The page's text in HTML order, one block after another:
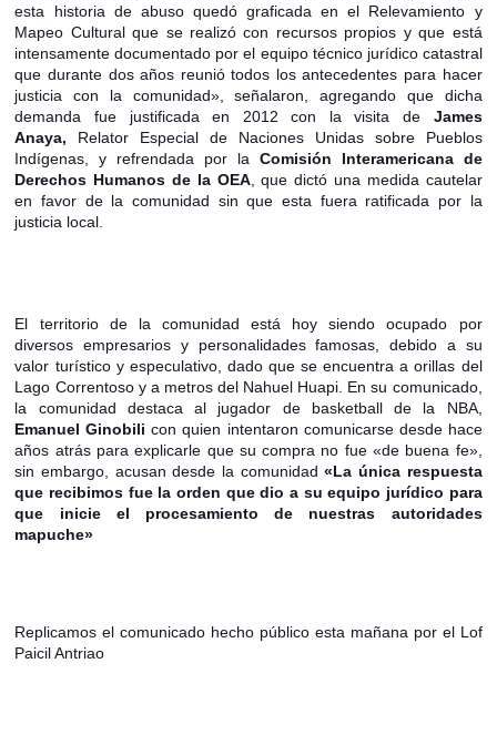
esta historia de abuso quedó graficada en el Relevamiento y
Mapeo Cultural que se realizó con recursos propios y que está
intensamente documentado por el equipo técnico jurídico catastral
que durante dos años reunió todos los antecedentes para hacer
justicia con la comunidad», señalaron, agregando que dicha
demanda fue justificada en 2012 con la visita de James
Anaya,
Relator Especial de Naciones Unidas sobre Pueblos
Indígenas, y refrendada por la Comisión Interamericana de
Derechos Humanos de la OEA, que dictó una medida cautelar
en favor de la comunidad sin que esta fuera ratificada por la
justicia local.
El territorio de la comunidad está hoy siendo ocupado por
diversos empresarios y personalidades famosas, debido a su
valor turístico y especulativo, dado que se encuentra a orillas del
Lago Correntoso y a metros del Nahuel Huapi. En su comunicado,
la comunidad destaca al jugador de basketball de la NBA,
Emanuel Ginobili con quien intentaron comunicarse desde hace
años atrás para explicarle que su compra no fue «de buena fe»,
sin embargo, acusan desde la comunidad«La única respuesta
que recibimos fue la orden que dio a su equipo jurídico para
que inicie el procesamiento de nuestras autoridades
mapuche»
Replicamos el comunicado hecho público esta mañana por el Lof
Paicil Antriao